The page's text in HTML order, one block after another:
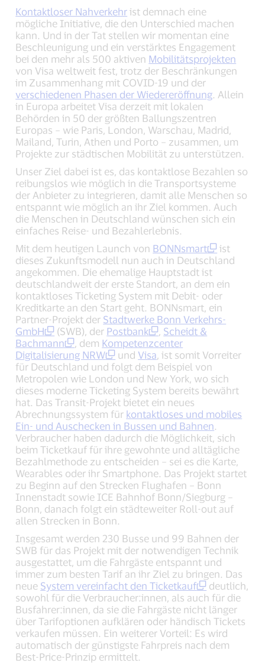
Kontaktloser Nahverkehr ist demnach eine
mögliche Initiative, die den Unterschied machen
kann. Und in der Tat stellen wir momentan eine
Beschleunigung und ein verstärktes Engagement
bei den mehr als 500 aktiven Mobilitätsprojekten
von Visa weltweit fest, trotz der Beschränkungen
im Zusammenhang mit COVID-19 und der
verschiedenen Phasen der Wiedereröffnung . Allein
in Europa arbeitet Visa derzeit mit lokalen
Behörden in 50 der größten Ballungszentren
Europas – wie Paris, London, Warschau, Madrid,
Mailand, Turin, Athen und Porto – zusammen, um
Projekte zur städtischen Mobilität zu unterstützen.
Unser Ziel dabei ist es, das kontaktlose Bezahlen so
reibungslos wie möglich in die Transportsysteme
der Anbieter zu integrieren, damit alle Menschen so
entspannt wie möglich an ihr Ziel kommen. Auch
die Menschen in Deutschland wünschen sich ein
einfaches Reise- und Bezahlerlebnis.
Mit dem heutigen Launch von BONNsmart
ist
dieses Zukunftsmodell nun auch in Deutschland
angekommen. Die ehemalige Hauptstadt ist
deutschlandweit der erste Standort, an dem ein
kontaktloses Ticketing System mit Debit- oder
Kreditkarte an den Start geht. BONNsmart, ein
Partner-Projekt der Stadtwerke Bonn Verkehrs-
GmbH
(SWB), der Postbank
Scheidt &
Bachmann
, dem Kompetenzcenter
Digitalisierung NRW
undVisa , ist somit Vorreiter
für Deutschland und folgt dem Beispiel von
Metropolen wie London und New York, wo sich
dieses moderne Ticketing System bereits bewährt
hat. Das Transit-Projekt bietet ein neues
Abrechnungssystem für kontaktloses und mobiles
Ein- und Auschecken in Bussen und Bahnen
Verbraucher haben dadurch die Möglichkeit, sich
beim Ticketkauf für ihre gewohnte und alltägliche
Bezahlmethode zu entscheiden – sei es die Karte,
Wearables oder ihr Smartphone. Das Projekt startet
zu Beginn auf den Strecken Flughafen – Bonn
Innenstadt sowie ICE Bahnhof Bonn/Siegburg –
Bonn, danach folgt ein städteweiter Roll-out auf
allen Strecken in Bonn.
Insgesamt werden 230 Busse und 99 Bahnen der
SWB für das Projekt mit der notwendigen Technik
ausgestattet, um die Fahrgäste entspannt und
immer zum besten Tarif an ihr Ziel zu bringen. Das
neue System vereinfacht den Ticketkauf
deutlich,
sowohl für die Verbraucher:innen, als auch für die
Busfahrer:innen, da sie die Fahrgäste nicht länger
über Tarifoptionen aufklären oder händisch Tickets
verkaufen müssen. Ein weiterer Vorteil: Es wird
automatisch der günstigste Fahrpreis nach dem
Best-Price-Prinzip ermittelt.